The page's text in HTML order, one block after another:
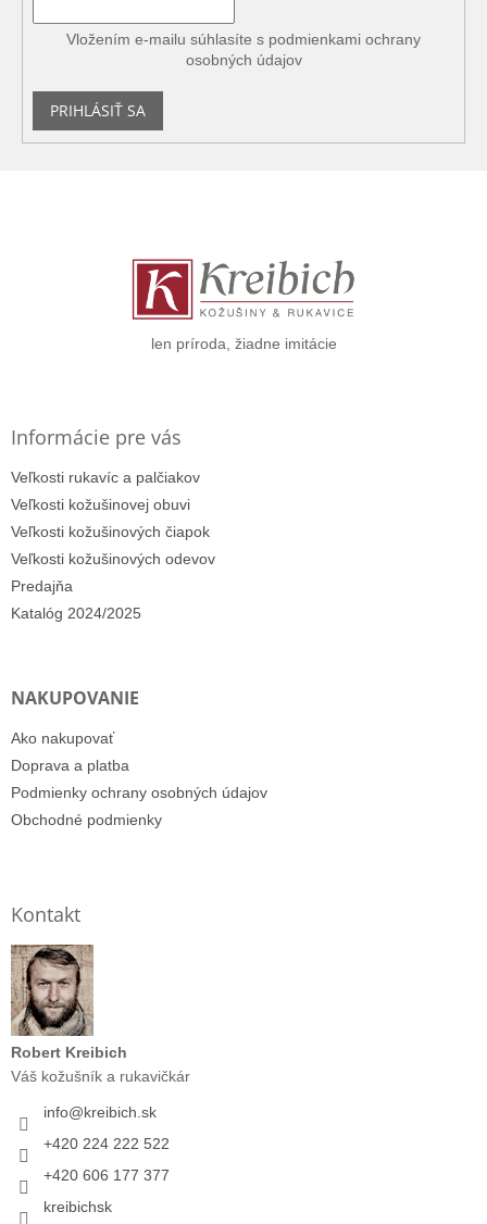
Vložením e-mailu súhlasíte s podmienkami ochrany
osobných údajov
PRIHLÁSIŤ SA
len príroda, žiadne imitácie
Informácie pre vás
Veľkosti rukavíc a palčiakov
Veľkosti kožušinovej obuvi
Veľkosti kožušinových čiapok
Veľkosti kožušinových odevov
Predajňa
Katalóg 2024/2025
NAKUPOVANIE
Ako nakupovať
Doprava a platba
Podmienky ochrany osobných údajov
Obchodné podmienky
Kontakt
Robert Kreibich
Váš kožušník a rukavičkár
info@kreibich.sk
+420 224 222 522
+420 606 177 377
kreibichsk